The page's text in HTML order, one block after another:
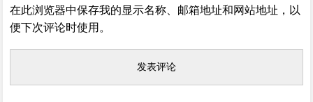
在此浏览器中保存我的显示名称、邮箱地址和网站地址，以
便下次评论时使用。